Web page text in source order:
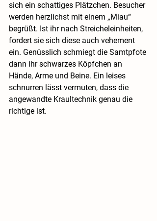
sich ein schattiges Plätzchen. Besucher
werden herzlichst mit einem „Miau“
begrüßt. Ist ihr nach Streicheleinheiten,
fordert sie sich diese auch vehement
ein. Genüsslich schmiegt die Samtpfote
dann ihr schwarzes Köpfchen an
Hände, Arme und Beine. Ein leises
schnurren lässt vermuten, dass die
angewandte Kraultechnik genau die
richtige ist.